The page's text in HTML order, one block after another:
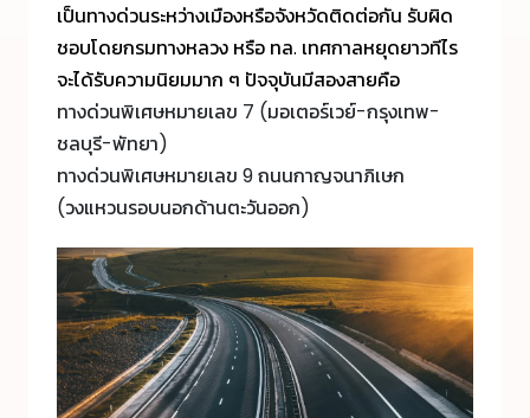
เป็นทางด่วนระหว่างเมืองหรือจังหวัดติดต่อกัน รับผิด
ชอบโดยกรมทางหลวง หรือ ทล. เทศกาลหยุดยาวทีไร
จะได้รับความนิยมมาก ๆ ปัจจุบันมีสองสายคือ
ทางด่วนพิเศษหมายเลข 7 (มอเตอร์เวย์-กรุงเทพ-
ชลบุรี-พัทยา)
ทางด่วนพิเศษหมายเลข 9 ถนนกาญจนาภิเษก
(วงแหวนรอบนอกด้านตะวันออก)